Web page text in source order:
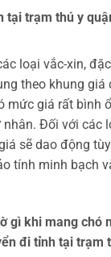
tại trạm thú y
loại vắc-xin,
theo khung giá
mức giá rất bình
Đối với các
sẽ dao động
tính minh bạch
gì khi mang chó
đi tỉnh tại trạm